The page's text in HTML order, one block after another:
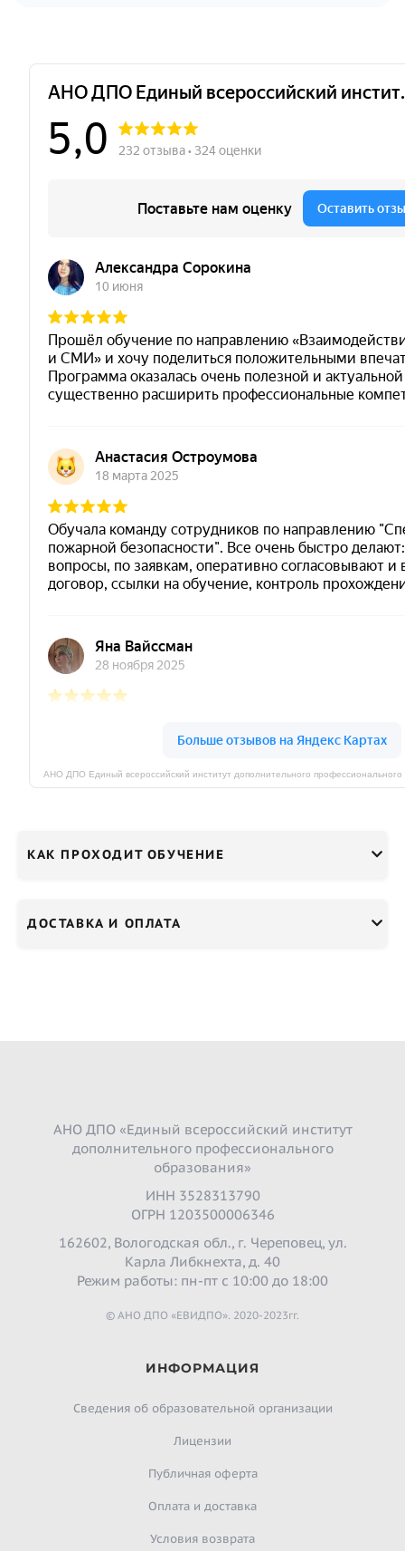
КАК ПРОХОДИТ ОБУЧЕНИЕ
ДОСТАВКА И ОПЛАТА
АНО ДПО «Единый всероссийский институт
дополнительного профессионального
образования»
ИНН 3528313790
ОГРН 1203500006346
162602, Вологодская обл., г. Череповец, ул.
Карла Либкнехта, д. 40
Режим работы: пн-пт с 10:00 до 18:00
© АНО ДПО «ЕВИДПО». 2020-2023гг.
ИНФОРМАЦИЯ
Сведения об образовательной организации
Лицензии
Публичная оферта
Оплата и доставка
Условия возврата